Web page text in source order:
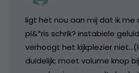
ligt het nou aan mij dat ik me
pl&*ris schrik? instabiele
verhoogt het kijkplezier
duidelijk; moet volume knop